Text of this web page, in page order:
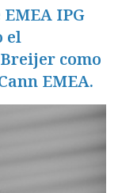
IPG
el
como
EMEA.